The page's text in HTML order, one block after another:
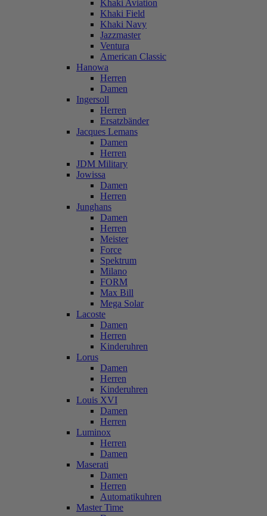
Khaki Aviation
Khaki Field
Khaki Navy
Jazzmaster
Ventura
American Classic
Hanowa
Herren
Damen
Ingersoll
Herren
Ersatzbänder
Jacques Lemans
Damen
Herren
JDM Military
Jowissa
Damen
Herren
Junghans
Damen
Herren
Meister
Force
Spektrum
Milano
FORM
Max Bill
Mega Solar
Lacoste
Damen
Herren
Kinderuhren
Lorus
Damen
Herren
Kinderuhren
Louis XVI
Damen
Herren
Luminox
Herren
Damen
Maserati
Damen
Herren
Automatikuhren
Master Time